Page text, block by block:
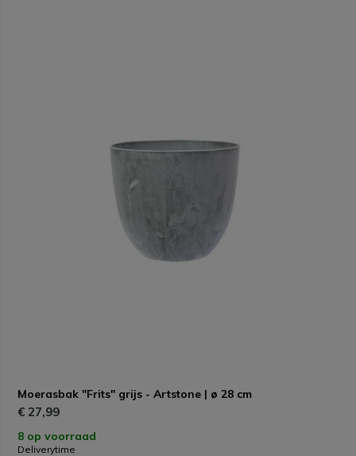
Moerasbak "Frits" grijs - Artstone | ø 28 cm
€ 27,99
8 op voorraad
Deliverytime